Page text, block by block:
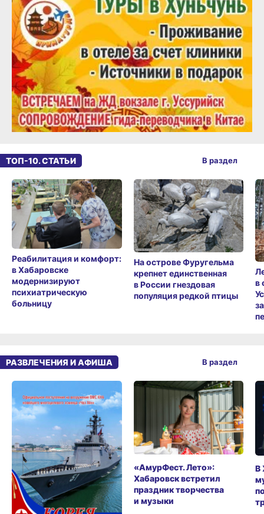
ТОП-10. СТАТЬИ
Реабилитация и комфорт:
в Хабаровске
модернизируют
психиатрическую
больницу
На острове Фуругельма
крепнет единственная
в России гнездовая
популяция редкой птицы
в
В раздел
РАЗВЛЕЧЕНИЯ И АФИША
«АмурФест. Лето»:
Хабаровск встретил
праздник творчества
и музыки
В
В раздел